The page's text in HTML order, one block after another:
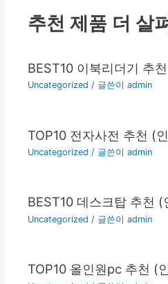
추천 제품 더 살
BEST10 이북리더기 추
Uncategorized / 글쓴이admin
TOP10 전자사전 추천 (
Uncategorized / 글쓴이admin
BEST10 데스크탑 추천 (
Uncategorized / 글쓴이admin
TOP10 올인원pc 추천 (